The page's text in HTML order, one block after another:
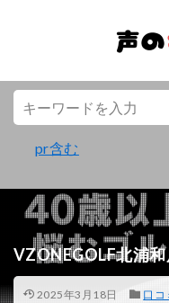
pr含む
VZONEGOLF北浦
2025年3月18日 口コ